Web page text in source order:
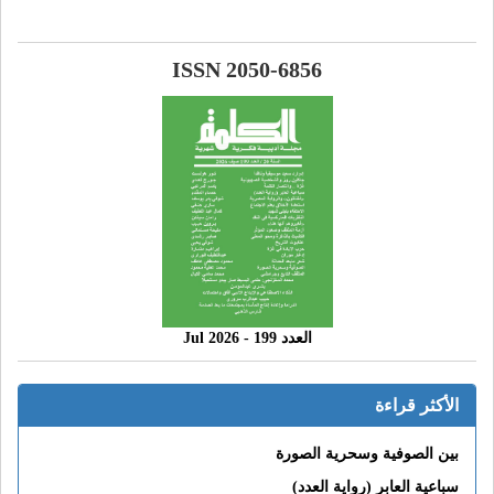
ISSN 2050-6856
العدد 199 - 2026 Jul
الأكثر قراءة
بين الصوفية وسحرية الصورة
سباعية العابر (رواية العدد)